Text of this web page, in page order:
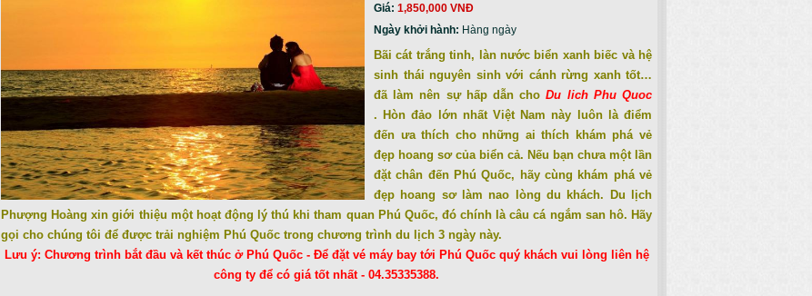
Giá: 1,850,000 VNĐ
Ngày khởi hành: Hàng ngày
Bãi cát trắng tinh, làn nước biển xanh biếc và hệ
sinh thái nguyên sinh với cánh rừng xanh tốt…
đã làm nên sự hấp dẫn choDu lich Phu Quoc
. Hòn đảo lớn nhất Việt Nam này luôn là điểm
đến ưa thích cho những ai thích khám phá vẻ
đẹp hoang sơ của biển cả. Nếu bạn chưa một lần
đặt chân đến Phú Quốc, hãy cùng khám phá vẻ
đẹp hoang sơ làm nao lòng du khách. Du lịch
Phượng Hoàng xin giới thiệu một hoạt động lý thú khi tham quan Phú Quốc, đó chính là câu cá ngắm san hô. Hãy
gọi cho chúng tôi để được trải nghiệm Phú Quốc trong chương trình du lịch 3 ngày này.
Lưu ý: Chương trình bắt đầu và kết thúc ở Phú Quốc - Để đặt vé máy bay tới Phú Quốc quý khách vui lòng liên hệ
công ty để có giá tốt nhất - 04.35335388.